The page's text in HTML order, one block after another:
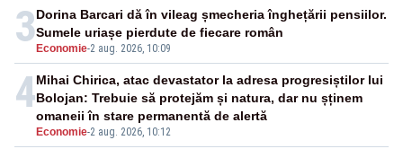
3 Economie-2 aug. 2026, 10:09
Dorina Barcari dă în vileag șmecheria înghețării pensiilor.
Sumele uriașe pierdute de fiecare român
4
Economie-2 aug. 2026, 10:12
Mihai Chirica, atac devastator la adresa progresiștilor lui
Bolojan: Trebuie să protejăm și natura, dar nu șținem
omaneii în stare permanentă de alertă